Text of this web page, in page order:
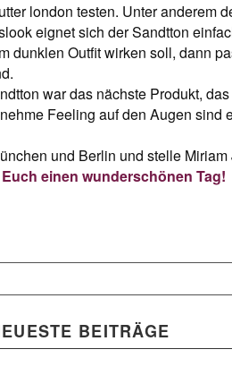
london testen. Unter anderem
eignet sich der Sandtton
Outfit wirken soll, dann
war das nächste Produkt,
Feeling auf den Augen sind
und Berlin und stelle
einen wunderschönen Tag!
BEITRÄGE